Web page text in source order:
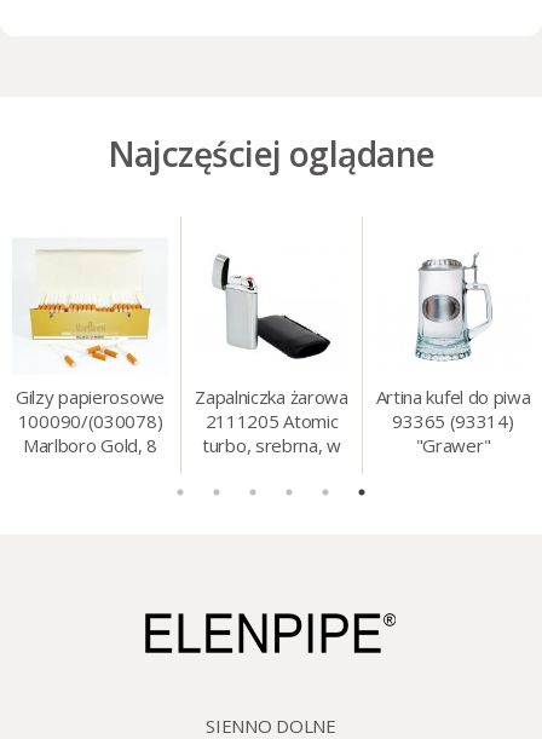
Najczęściej oglądane
Gilzy papierosowe
100090/(030078)
Marlboro Gold, 8
Zapalniczka żarowa
2111205 Atomic
turbo, srebrna, w
Artina kufel do piwa
93365 (93314)
"Grawer"
SIENNO DOLNE